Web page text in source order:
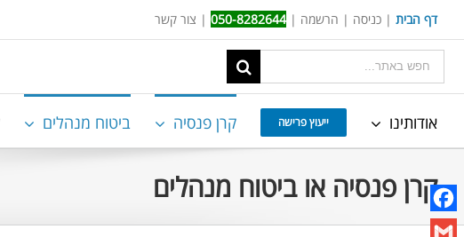
Skip
to
content
דף הבית | כניסה | הרשמה |
050-8282644
| צור קשר
תוצאות
החיפוש
עבור:
אודותינו ייעוץ פרישה קרן פנסיה ביטוח מנהלים
קרן פנסיה או ביטוח מנהלים
Facebook